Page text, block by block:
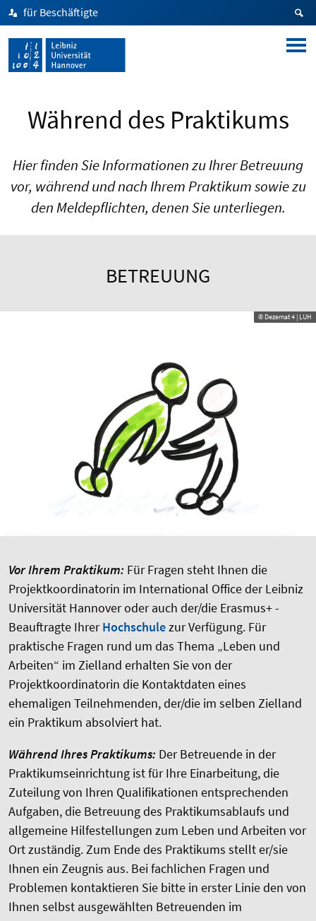
für Beschäftigte
Während des Praktikums
Hier finden Sie Informationen zu Ihrer Betreuung
vor, während und nach Ihrem Praktikum sowie zu
den Meldepflichten, denen Sie unterliegen.
BETREUUNG
© Dezernat 4 | LUH
Vor Ihrem Praktikum: Für Fragen steht Ihnen die
Projektkoordinatorin im International Office der Leibniz
Universität Hannover oder auch der/die Erasmus+ -
Beauftragte IhrerHochschulezur Verfügung. Für
praktische Fragen rund um das Thema „Leben und
Arbeiten“ im Zielland erhalten Sie von der
Projektkoordinatorin die Kontaktdaten eines
ehemaligen Teilnehmenden, der/die im selben Zielland
ein Praktikum absolviert hat.
Während Ihres Praktikums: Der Betreuende in der
Praktikumseinrichtung ist für Ihre Einarbeitung, die
Zuteilung von Ihren Qualifikationen entsprechenden
Aufgaben, die Betreuung des Praktikumsablaufs und
allgemeine Hilfestellungen zum Leben und Arbeiten vor
Ort zuständig. Zum Ende des Praktikums stellt er/sie
Ihnen ein Zeugnis aus. Bei fachlichen Fragen und
Problemen kontaktieren Sie bitte in erster Linie den von
Ihnen selbst ausgewählten Betreuenden im